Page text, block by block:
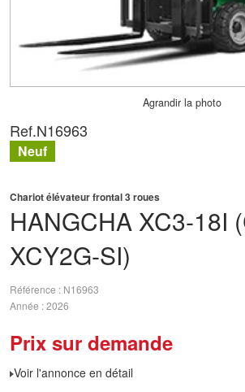
Agrandir la photo
HANGCHA XC3-18I
XCY2G-SI)
Chariot élévateur frontal 3 roues
Référence
N16963
Année 2026
Prix sur demande
Voir l'annonce en détail
Ref.N16963
Neuf